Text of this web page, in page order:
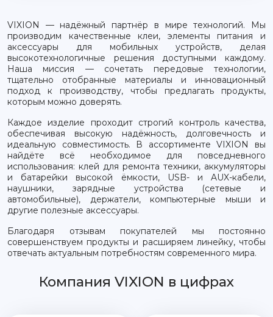
VIXION — надёжный партнёр в мире технологий. Мы
производим качественные клеи, элементы питания и
аксессуары для мобильных устройств, делая
высокотехнологичные решения доступными каждому.
Наша миссия — сочетать передовые технологии,
тщательно отобранные материалы и инновационный
подход к производству, чтобы предлагать продукты,
которым можно доверять.
Каждое изделие проходит строгий контроль качества,
обеспечивая высокую надёжность, долговечность и
идеальную совместимость. В ассортименте VIXION вы
найдёте всё необходимое для повседневного
использования: клей для ремонта техники, аккумуляторы
и батарейки высокой ёмкости, USB- и AUX-кабели,
наушники, зарядные устройства (сетевые и
автомобильные), держатели, компьютерные мыши и
другие полезные аксессуары.
Благодаря отзывам покупателей мы постоянно
совершенствуем продукты и расширяем линейку, чтобы
отвечать актуальным потребностям современного мира.
Компания VIXION в цифрах